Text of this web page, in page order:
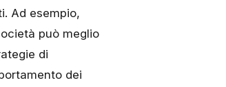
Ad esempio,
può meglio
di
dei